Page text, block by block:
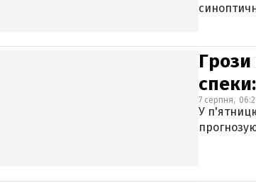
Грози
7 серпня,
У